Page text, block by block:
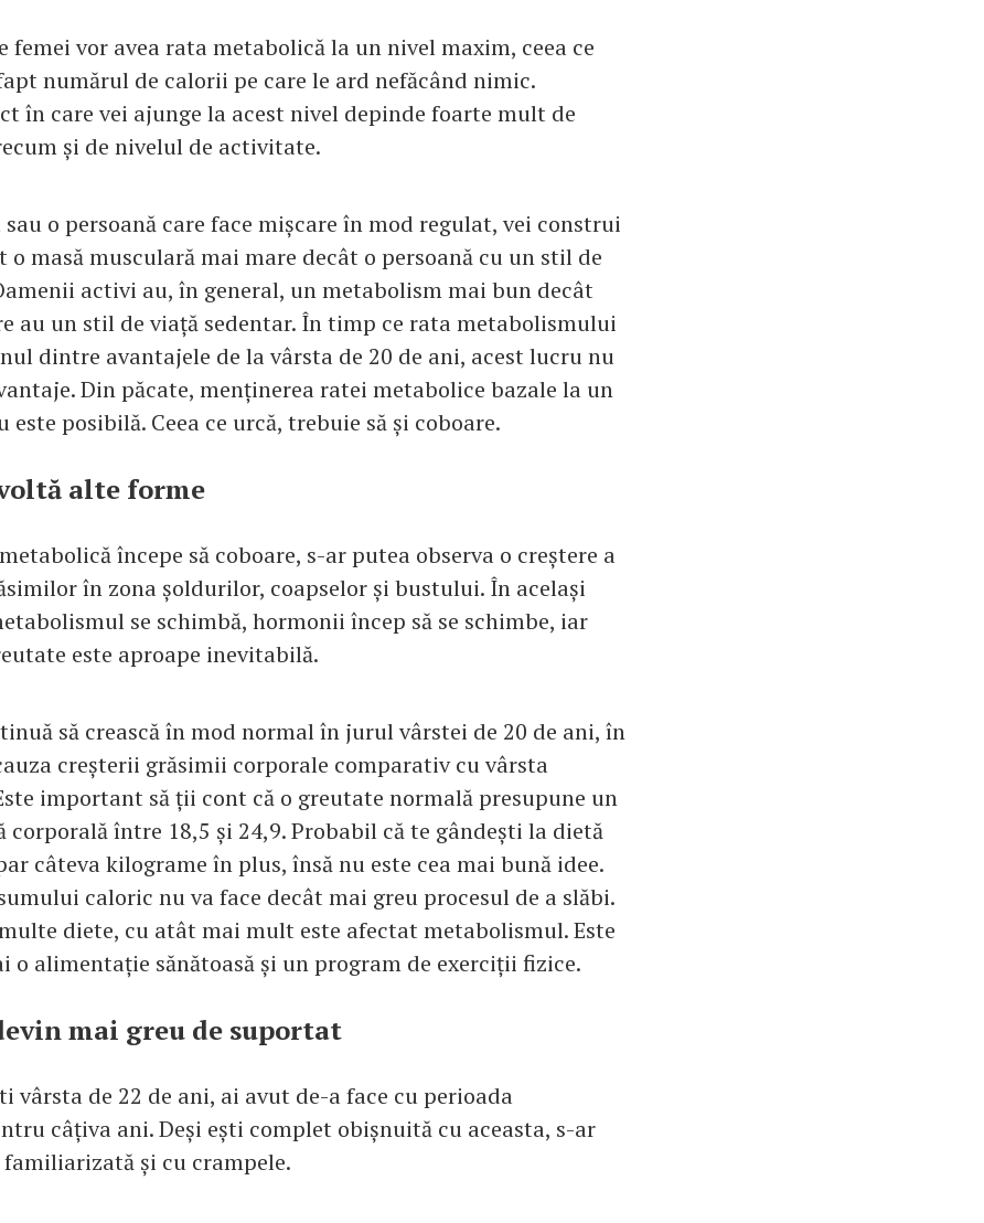
femei vor avea rata metabolică la un nivel maxim, ceea ce
numărul de calorii pe care le ard nefăcând nimic.
în care vei ajunge la acest nivel depinde foarte mult de
și de nivelul de activitate.
o persoană care face mișcare în mod regulat, vei construi
o masă musculară mai mare decât o persoană cu un stil de
activi au, în general, un metabolism mai bun decât
au un stil de viață sedentar. În timp ce rata metabolismului
dintre avantajele de la vârsta de 20 de ani, acest lucru nu
Din păcate, menținerea ratei metabolice bazale la un
posibilă. Ceea ce urcă, trebuie să și coboare.
alte forme
începe să coboare, s-ar putea observa o creștere a
în zona șoldurilor, coapselor și bustului. În același
se schimbă, hormonii încep să se schimbe, iar
este aproape inevitabilă.
să crească în mod normal în jurul vârstei de 20 de ani, în
creșterii grăsimii corporale comparativ cu vârsta
important să ții cont că o greutate normală presupune un
corporală între 18,5 și 24,9. Probabil că te gândești la dietă
câteva kilograme în plus, însă nu este cea mai bună idee.
caloric nu va face decât mai greu procesul de a slăbi.
diete, cu atât mai mult este afectat metabolismul. Este
o alimentație sănătoasă și un program de exerciții fizice.
mai greu de suportat
vârsta de 22 de ani, ai avut de-a face cu perioada
câțiva ani. Deși ești complet obișnuită cu aceasta, s-ar
și cu crampele.